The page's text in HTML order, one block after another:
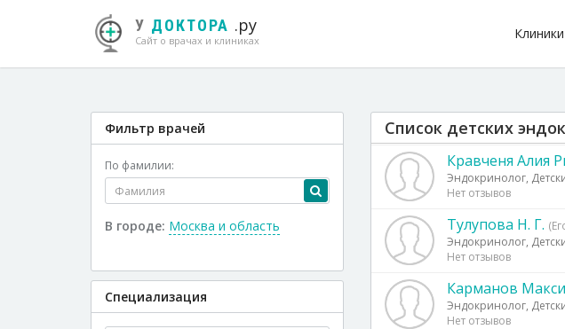
У ДОКТОРА .ру
Сайт о врачах и клиниках Клиники
Список детских
Кравченя Алия
Эндокринолог,
Нет отзывов
Тулупова Н. Г.
Эндокринолог,
Нет отзывов
Карманов
Эндокринолог,
Нет отзывов
Фильтр врачей
По фамилии:
В городе: Москва и область
Специализация